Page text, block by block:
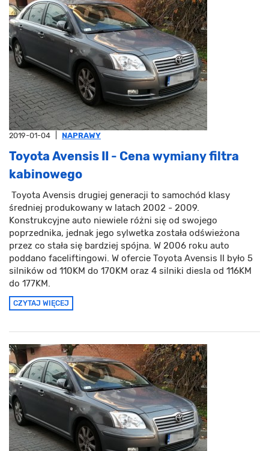
2019-01-04 NAPRAWY
Toyota Avensis II - Cena wymiany filtra
kabinowego
Toyota Avensis drugiej generacji to samochód klasy
średniej produkowany w latach 2002 - 2009.
Konstrukcyjne auto niewiele różni się od swojego
poprzednika, jednak jego sylwetka została odświeżona
przez co stała się bardziej spójna. W 2006 roku auto
poddano faceliftingowi. W ofercie Toyota Avensis II było 5
silników od 110KM do 170KM oraz 4 silniki diesla od 116KM
do 177KM.
CZYTAJ WIĘCEJ